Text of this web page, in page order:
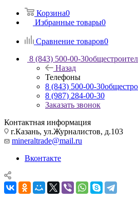
Корзина0
Избранные товары0
Сравнение товаров0
8 (843) 500-00-30
Назад
Телефоны
8 (843) 500-00-30
8 (987) 284-00-30
Заказать звонок
Контактная информация
г.Казань, ул.Журналистов, д.103
mineraltrade@mail.ru
Вконтакте